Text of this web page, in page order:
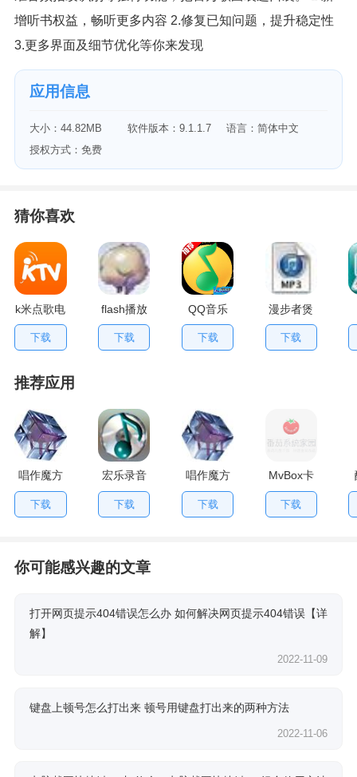
增听书权益，畅听更多内容 2.修复已知问题，提升稳定性
3.更多界面及细节优化等你来发现
应用信息
大小：44.82MB 软件版本：9.1.1.7
语言：简体中文
授权方式：免费
猜你喜欢
k米点歌电
脑版
下载
flash播放
优化
(Flump)
下载
QQ音乐
2018 18.41.0
下载
漫步者煲
箱信号测
试
下载
推荐应用
唱作魔方
专业版
下载
宏乐录音
棚
下载
唱作魔方
下载
MvBox卡
拉OK播放
器
下载
你可能感兴趣的文章
打开网页提示404错误怎么办 如何解决网页提示404错误【详
解】
2022-11-09
键盘上顿号怎么打出来 顿号用键盘打出来的两种方法
2022-11-06